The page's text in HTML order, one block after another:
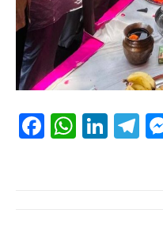
F
W
Li
T